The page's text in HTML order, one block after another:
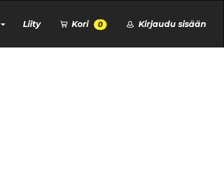
Liity Kori 0 Kirjaudu sisään